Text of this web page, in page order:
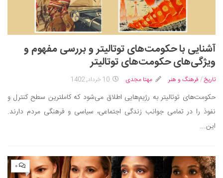
آشنایی با حکومت‌های توتالیتر و بررسی مفهوم و
ویژگی‌های حکومت‌های توتالیتر
تاریخ/ فرهنگ و هنر مهتا مجدی 10 خرداد, 1402
حکومت‌های توتالیتر به رژیم‌هایی اطلاق می‌شود که کاملترین سطح کنترل و
نفوذ را در تمامی جوانب زندگی اجتماعی، سیاسی و فرهنگی مردم دارند.
این...
۰